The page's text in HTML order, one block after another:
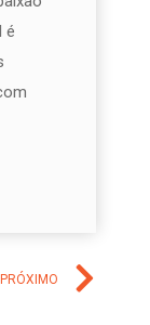
é
PRÓXIMO